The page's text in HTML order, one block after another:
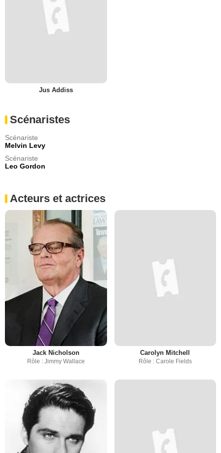
Jus Addiss
Scénaristes
Scénariste
Melvin Levy
Scénariste
Leo Gordon
Acteurs et actrices
Jack Nicholson
Rôle : Jimmy Wallace
Carolyn Mitchell
Rôle : Carole Fields